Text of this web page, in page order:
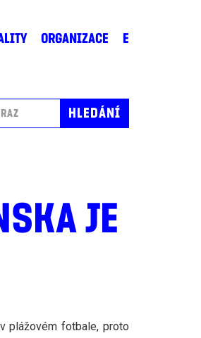
ORGANIZACE E
JE
plážovém fotbale, proto